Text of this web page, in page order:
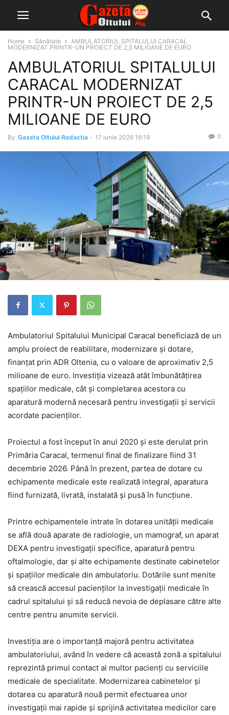
Home Sănătate
AMBULATORIUL SPITALULUI CARACAL
MODERNIZAT PRINTR-UN PROIECT DE 2,5 MILIOANE DE EURO
AMBULATORIUL SPITALULUI
CARACAL MODERNIZAT
PRINTR-UN PROIECT DE 2,5
MILIOANE DE EURO
By Gazeta Oltului Redactia - 17 iunie 2026 16:19 0
Ambulatoriul Spitalului Municipal Caracal beneficiază de un
amplu proiect de reabilitare, modernizare și dotare,
finanțat prin ADR Oltenia, cu o valoare de aproximativ 2,5
milioane de euro. Investiția vizează atât îmbunătățirea
spațiilor medicale, cât și completarea acestora cu
aparatură modernă necesară pentru investigații și servicii
acordate pacienților.
Proiectul a fost început în anul 2020 și este derulat prin
Primăria Caracal, termenul final de finalizare fiind 31
decembrie 2026. Până în prezent, partea de dotare cu
echipamente medicale este realizată integral, aparatura
fiind furnizată, livrată, instalată și pusă în funcțiune.
Printre echipamentele intrate în dotarea unității medicale
se află două aparate de radiologie, un mamograf, un aparat
DEXA pentru investigații specifice, aparatură pentru
oftalmologie, dar și alte echipamente destinate cabinetelor
și spațiilor medicale din ambulatoriu. Dotările sunt menite
să crească accesul pacienților la investigații medicale în
cadrul spitalului și să reducă nevoia de deplasare către alte
centre pentru anumite servicii.
Investiția are o importanță majoră pentru activitatea
ambulatoriului, având în vedere că această zonă a spitalului
reprezintă primul contact al multor pacienți cu serviciile
medicale de specialitate. Modernizarea cabinetelor și
dotarea cu aparatură nouă permit efectuarea unor
investigații mai rapide și sprijină activitatea medicilor care